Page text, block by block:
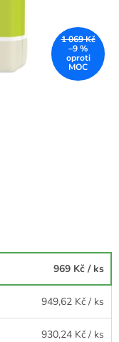
1 069 Kč
–9 %
969 Kč / ks
949,62 Kč / ks
930,24 Kč / ks